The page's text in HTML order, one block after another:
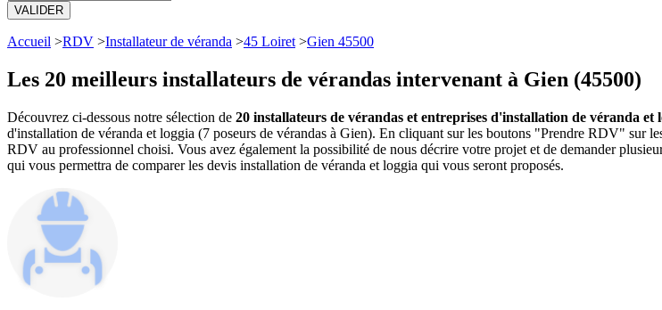
VALIDER
Accueil >RDV >Installateur de véranda >45 Loiret >Gien 45500
Les 20 meilleurs installateurs de vérandas intervenant à Gien (45500)
Découvrez ci-dessous notre sélection de 20 installateurs de vérandas et entreprises d'installation de véranda et
d'installation de véranda et loggia (7 poseurs de vérandas à Gien). En cliquant sur les boutons "Prendre RDV" sur
RDV au professionnel choisi. Vous avez également la possibilité de nous décrire votre projet et de demander
qui vous permettra de comparer les devis installation de véranda et loggia qui vous seront proposés.